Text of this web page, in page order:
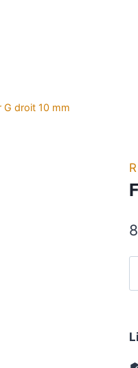
G droit 10 mm
G